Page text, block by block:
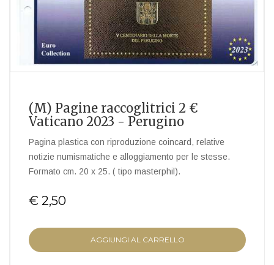
(M) Pagine raccoglitrici 2 €
Vaticano 2023 - Perugino
Pagina plastica con riproduzione coincard, relative
notizie numismatiche e alloggiamento per le stesse.
Formato cm. 20 x 25. ( tipo masterphil).
€ 2,50
AGGIUNGI AL CARRELLO